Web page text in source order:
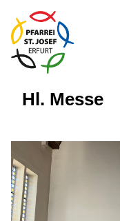
Hl. Messe